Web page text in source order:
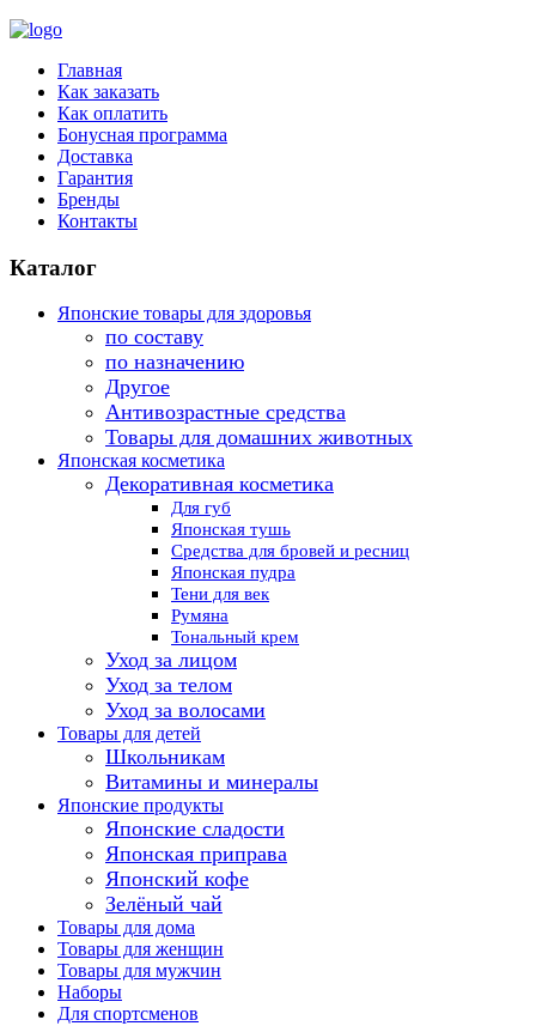
Главная
Как заказать
Как оплатить
Бонусная программа
Доставка
Гарантия
Бренды
Контакты
Каталог
Японские товары для здоровья
по составу
по назначению
Другое
Антивозрастные средства
Товары для домашних животных
Японская косметика
Декоративная косметика
Для губ
Японская тушь
Средства для бровей и ресниц
Японская пудра
Тени для век
Румяна
Тональный крем
Уход за лицом
Уход за телом
Уход за волосами
Товары для детей
Школьникам
Витамины и минералы
Японские продукты
Японские сладости
Японская приправа
Японский кофе
Зелёный чай
Товары для дома
Товары для женщин
Товары для мужчин
Наборы
Для спортсменов